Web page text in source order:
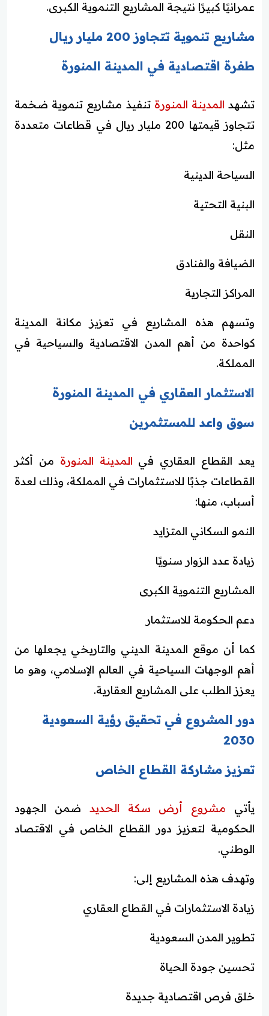
عمرانيًا كبيرًا نتيجة المشاريع التنموية الكبرى.
مشاريع تنموية تتجاوز 200 مليار ريال
طفرة اقتصادية في المدينة المنورة
تشهد المدينة المنورة تنفيذ مشاريع تنموية ضخمة
تتجاوز قيمتها 200 مليار ريال في قطاعات متعددة
مثل:
السياحة الدينية
البنية التحتية
النقل
الضيافة والفنادق
المراكز التجارية
وتسهم هذه المشاريع في تعزيز مكانة المدينة
كواحدة من أهم المدن الاقتصادية والسياحية في
المملكة.
الاستثمار العقاري في المدينة المنورة
سوق واعد للمستثمرين
يعد القطاع العقاري في المدينة المنورة من أكثر
القطاعات جذبًا للاستثمارات في المملكة، وذلك لعدة
أسباب، منها:
النمو السكاني المتزايد
زيادة عدد الزوار سنويًا
المشاريع التنموية الكبرى
دعم الحكومة للاستثمار
كما أن موقع المدينة الديني والتاريخي يجعلها من
أهم الوجهات السياحية في العالم الإسلامي، وهو ما
يعزز الطلب على المشاريع العقارية.
دور المشروع في تحقيق رؤية السعودية
2030
تعزيز مشاركة القطاع الخاص
يأتي مشروع أرض سكة الحديد ضمن الجهود
الحكومية لتعزيز دور القطاع الخاص في الاقتصاد
الوطني.
وتهدف هذه المشاريع إلى:
زيادة الاستثمارات في القطاع العقاري
تطوير المدن السعودية
تحسين جودة الحياة
خلق فرص اقتصادية جديدة